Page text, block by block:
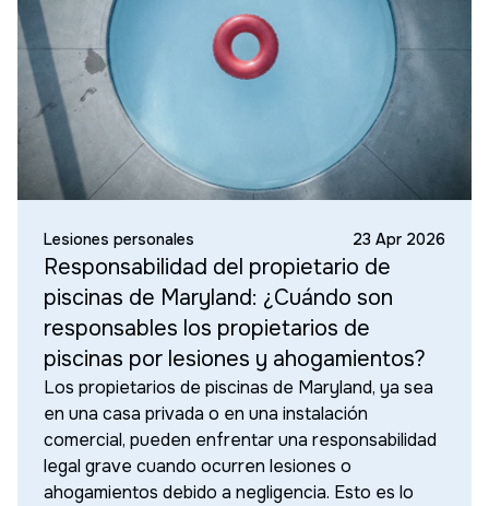
Lesiones personales 23 Apr 2026
Responsabilidad del propietario de
piscinas de Maryland: ¿Cuándo son
responsables los propietarios de
piscinas por lesiones y ahogamientos?
Los propietarios de piscinas de Maryland, ya sea
en una casa privada o en una instalación
comercial, pueden enfrentar una responsabilidad
legal grave cuando ocurren lesiones o
ahogamientos debido a negligencia. Esto es lo